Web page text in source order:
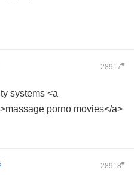
28917#
systems <a
porno movies</a>
28918#